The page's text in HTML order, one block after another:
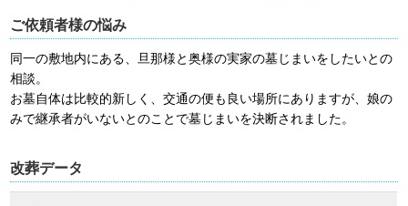
ご依頼者様の悩み
同一の敷地内にある、旦那様と奥様の実家の墓じまいをしたいとの
相談。
お墓自体は比較的新しく、交通の便も良い場所にありますが、娘の
みで継承者がいないとのことで墓じまいを決断されました。
改葬データ